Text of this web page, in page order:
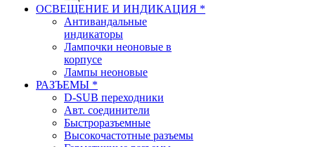
ОСВЕЩЕНИЕ И ИНДИКАЦИЯ *
Антивандальные
индикаторы
Лампочки неоновые в
корпусе
Лампы неоновые
РАЗЪЕМЫ *
D-SUB переходники
Авт. соединители
Быстроразъемные
Высокочастотные разъемы